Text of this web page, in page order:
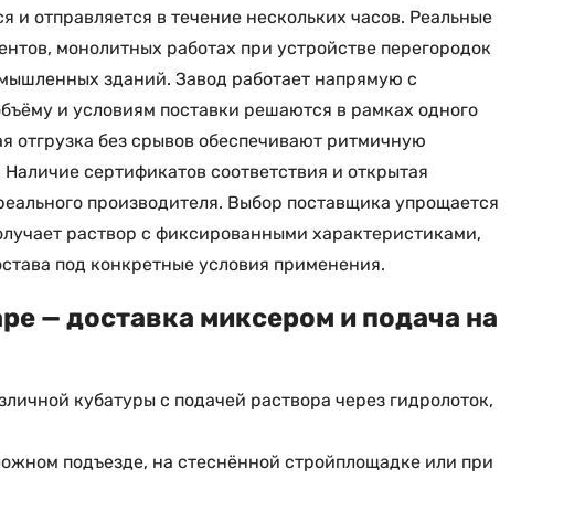
и отправляется в течение нескольких часов. Реальные
монолитных работах при устройстве перегородок
зданий. Завод работает напрямую с
и условиям поставки решаются в рамках одного
отгрузка без срывов обеспечивают ритмичную
сертификатов соответствия и открытая
производителя. Выбор поставщика упрощается
раствор с фиксированными характеристиками,
под конкретные условия применения.
— доставка миксером и подача на
кубатуры с подачей раствора через гидролоток,
подъезде, на стеснённой стройплощадке или при